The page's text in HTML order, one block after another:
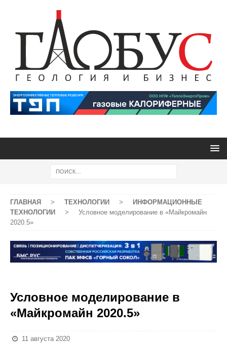
ГЛАВНАЯ > ТЕХНОЛОГИИ >
ИНФОРМАЦИОННЫЕ
ТЕХНОЛОГИИ
>
Условное моделирование в «Майкромайн
2020.5»
Условное моделирование в
«Майкромайн 2020.5»
11 августа 2020